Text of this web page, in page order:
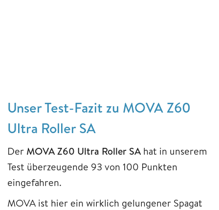
Unser Test-Fazit zu MOVA Z60
Ultra Roller SA
Der MOVA Z60 Ultra Roller SAhat in unserem
Test überzeugende 93 von 100 Punkten
eingefahren.
MOVA ist hier ein wirklich gelungener Spagat